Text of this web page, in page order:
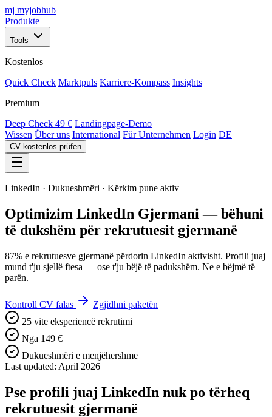
mj myjobhub
Produkte
Tools
Kostenlos
Quick Check Marktpuls Karriere-Kompass Insights
Premium
Deep Check 49 € Landingpage-Demo
Wissen Über uns International Für Unternehmen Login DE
CV kostenlos prüfen
LinkedIn · Dukueshmëri · Kërkim pune aktiv
Optimizim LinkedIn Gjermani — bëhuni
të dukshëm për rekrutuesit gjermanë
87% e rekrutuesve gjermanë përdorin LinkedIn aktivisht. Profili juaj
mund t'ju sjellë ftesa — ose t'ju bëjë të padukshëm. Ne e bëjmë të
parën.
Kontroll CV falas
Zgjidhni paketën
25 vite eksperiencë rekrutimi
Nga 149 €
Dukueshmëri e menjëhershme
Last updated: April 2026
Pse profili juaj LinkedIn nuk po tërheq
rekrutuesit gjermanë